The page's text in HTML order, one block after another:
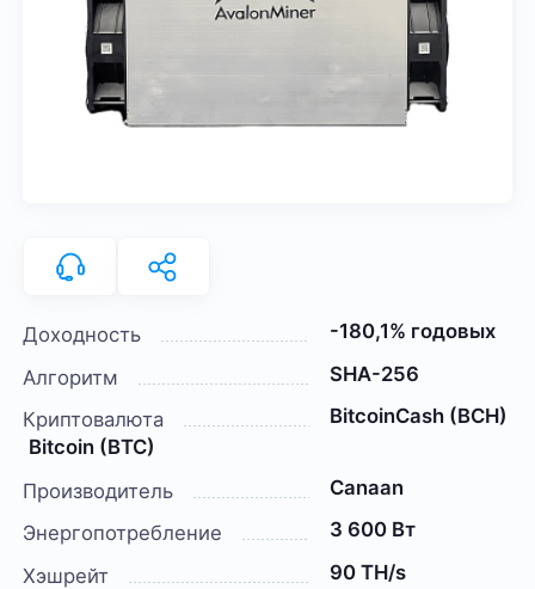
Доходность
-180,1% годовых
Алгоритм
SHA-256
Криптовалюта
BitcoinCash (BCH)
Bitcoin (BTC)
Производитель
Canaan
Энергопотребление
3 600 Вт
Хэшрейт
90 TH/s